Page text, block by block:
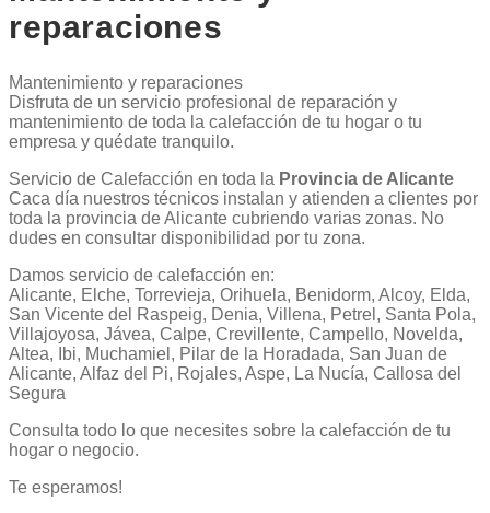
reparaciones
Mantenimiento y reparaciones
Disfruta de un servicio profesional de reparación y
mantenimiento de toda la calefacción de tu hogar o tu
empresa y quédate tranquilo.
Servicio de Calefacción en toda la Provincia de Alicante
Caca día nuestros técnicos instalan y atienden a clientes por
toda la provincia de Alicante cubriendo varias zonas. No
dudes en consultar disponibilidad por tu zona.
Damos servicio de calefacción en:
Alicante, Elche, Torrevieja, Orihuela, Benidorm, Alcoy, Elda,
San Vicente del Raspeig, Denia, Villena, Petrel, Santa Pola,
Villajoyosa, Jávea, Calpe, Crevillente, Campello, Novelda,
Altea, Ibi, Muchamiel, Pilar de la Horadada, San Juan de
Alicante, Alfaz del Pi, Rojales, Aspe, La Nucía, Callosa del
Segura
Consulta todo lo que necesites sobre la calefacción de tu
hogar o negocio.
Te esperamos!